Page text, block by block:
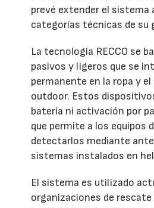
prevé extender el sistema
categorías técnicas de su
La tecnología RECCO se
pasivos y ligeros que se
permanente en la ropa y
outdoor. Estos
batería ni activación por
que permite a los equipos
detectarlos mediante
sistemas instalados en
El sistema es utilizado
organizaciones de rescate